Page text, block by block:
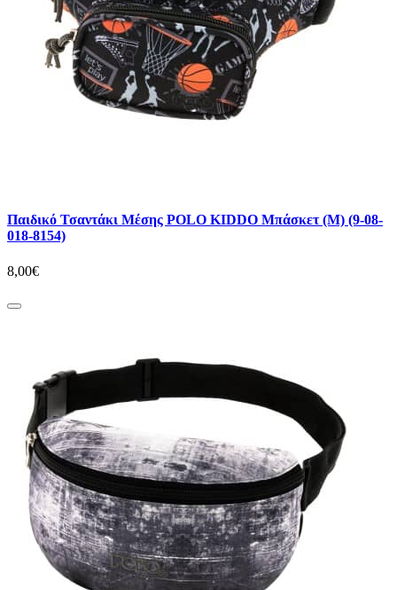
Παιδικό Τσαντάκι Μέσης POLO KIDDO Μπάσκετ (M) (9-08-
018-8154)
8,00€